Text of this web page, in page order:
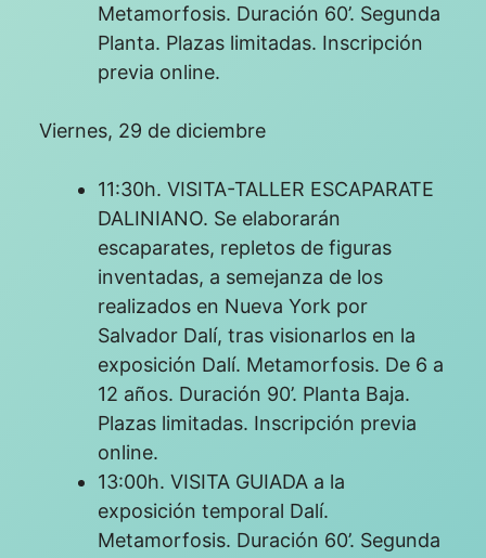
Metamorfosis. Duración 60’. Segunda
Planta. Plazas limitadas. Inscripción
previa online.
Viernes, 29 de diciembre
11:30h. VISITA-TALLER ESCAPARATE
DALINIANO. Se elaborarán
escaparates, repletos de figuras
inventadas, a semejanza de los
realizados en Nueva York por
Salvador Dalí, tras visionarlos en la
exposición Dalí. Metamorfosis. De 6 a
12 años. Duración 90’. Planta Baja.
Plazas limitadas. Inscripción previa
online.
13:00h. VISITA GUIADA a la
exposición temporal Dalí.
Metamorfosis. Duración 60’. Segunda